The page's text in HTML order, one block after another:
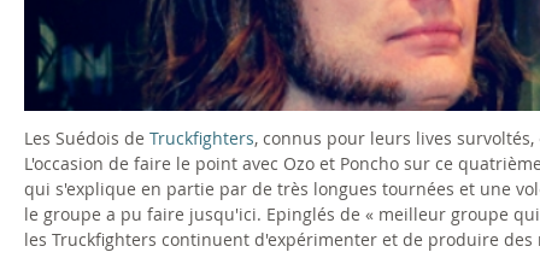
Les Suédois de Truckfighters, connus pour leurs lives
L'occasion de faire le point avec Ozo et Poncho sur ce
qui s'explique en partie par de très longues tournées et une
le groupe a pu faire jusqu'ici. Epinglés de « meilleur groupe
les Truckfighters continuent d'expérimenter et de produire